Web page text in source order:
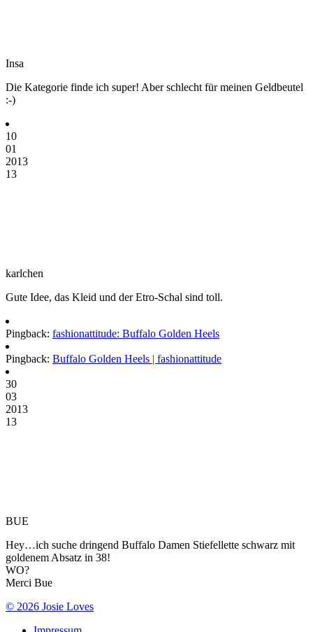
Insa
Die Kategorie finde ich super! Aber schlecht für meinen Geldbeutel
:-)
10
01
2013
13
karlchen
Gute Idee, das Kleid und der Etro-Schal sind toll.
Pingback: fashionattitude: Buffalo Golden Heels
Pingback: Buffalo Golden Heels | fashionattitude
30
03
2013
13
BUE
Hey…ich suche dringend Buffalo Damen Stiefellette schwarz mit
goldenem Absatz in 38!
WO?
Merci Bue
© 2026 Josie Loves